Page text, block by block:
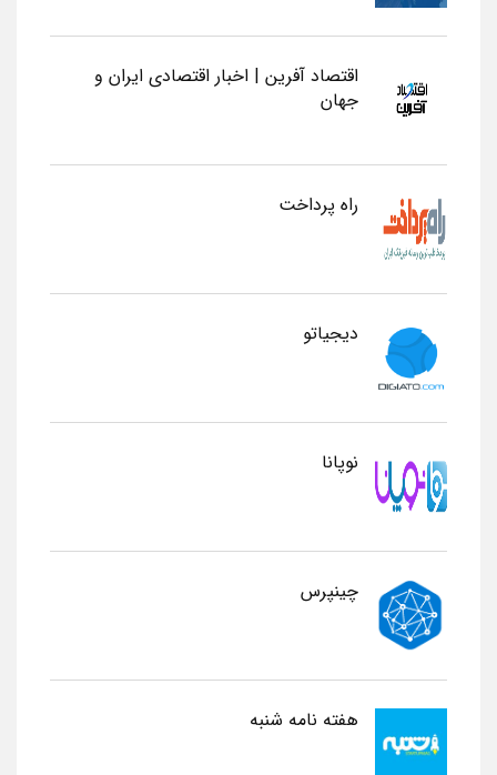
اقتصاد آفرین | اخبار اقتصادی ایران و
جهان
راه پرداخت
دیجیاتو
نوپانا
چینپرس
هفته نامه شنبه